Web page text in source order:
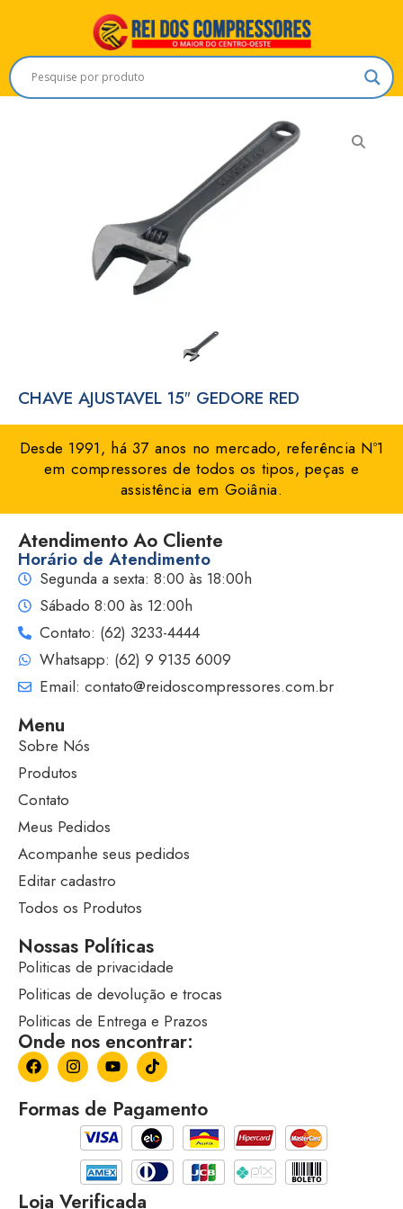
CHAVE AJUSTAVEL 15″ GEDORE RED
Desde 1991, há 37 anos no mercado, referência Nº1
em compressores de todos os tipos, peças e
assistência em Goiânia.
Atendimento Ao Cliente
Horário de Atendimento
Segunda a sexta: 8:00 às 18:00h
Sábado 8:00 às 12:00h
Contato: (62) 3233-4444
Whatsapp: (62) 9 9135 6009
Email: contato@reidoscompressores.com.br
Menu
Sobre Nós
Produtos
Contato
Meus Pedidos
Acompanhe seus pedidos
Editar cadastro
Todos os Produtos
Nossas Políticas
Politicas de privacidade
Politicas de devolução e trocas
Politicas de Entrega e Prazos
Onde nos encontrar:
Formas de Pagamento
Loja Verificada